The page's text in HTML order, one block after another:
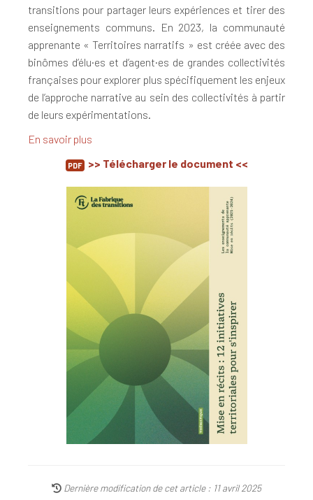
transitions pour partager leurs expériences et tirer des
enseignements communs. En 2023, la communauté
apprenante « Territoires narratifs » est créée avec des
binômes d’élu·es et d’agent·es de grandes collectivités
françaises pour explorer plus spécifiquement les enjeux
de l’approche narrative au sein des collectivités à partir
de leurs expérimentations.
En savoir plus
>> Télécharger le document <<
Dernière modification de cet article : 11 avril 2025